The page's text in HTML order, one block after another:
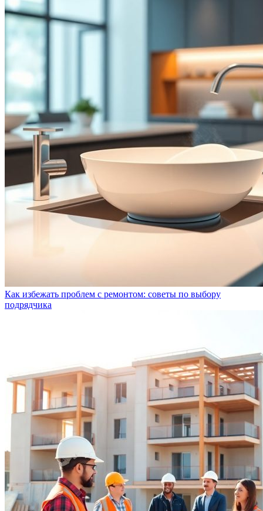
Как избежать проблем с ремонтом: советы по выбору
подрядчика